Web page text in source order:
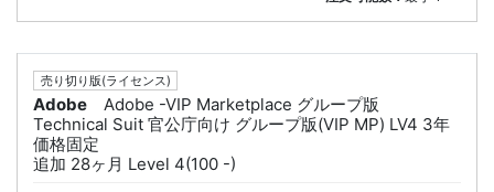
売り切り版(ライセンス)
Adobe
Adobe -VIP Marketplace グループ版
Technical Suit 官公庁向け グループ版(VIP MP) LV4 3年
価格固定
追加 28ヶ月 Level 4(100 -)